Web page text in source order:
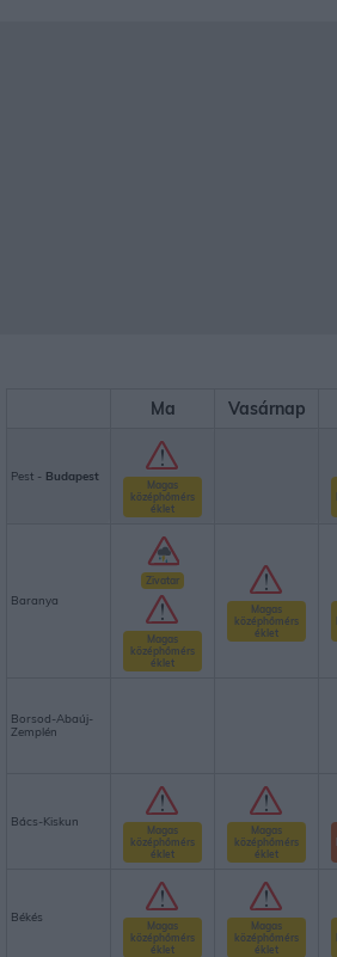
Ma Vasárnap
Pest - Budapest
Magas
középhőmérs
éklet
Baranya
Zivatar
Magas
középhőmérs
éklet
Magas
középhőmérs
éklet
Borsod-Abaúj-
Zemplén
Bács-Kiskun
Magas
középhőmérs
éklet
Magas
középhőmérs
éklet
Békés
Magas
középhőmérs
éklet
Magas
középhőmérs
éklet